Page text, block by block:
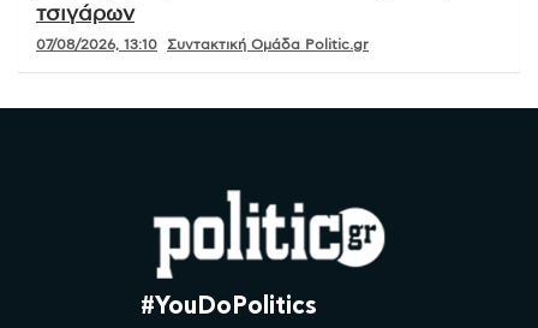
τσιγάρων
07/08/2026, 13:10 Συντακτική Ομάδα Politic.gr
#YouDoPolitics